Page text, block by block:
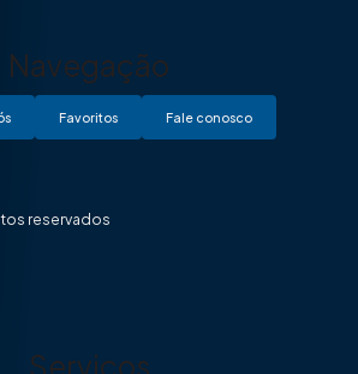
Navegação
Favoritos Fale conosco
reservados
Serviços